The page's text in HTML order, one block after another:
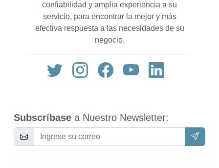
confiabilidad y amplia experiencia a su
servicio, para encontrar la mejor y más
efectiva respuesta a las necesidades de su
negocio.
Subscríbase a Nuestro Newsletter: